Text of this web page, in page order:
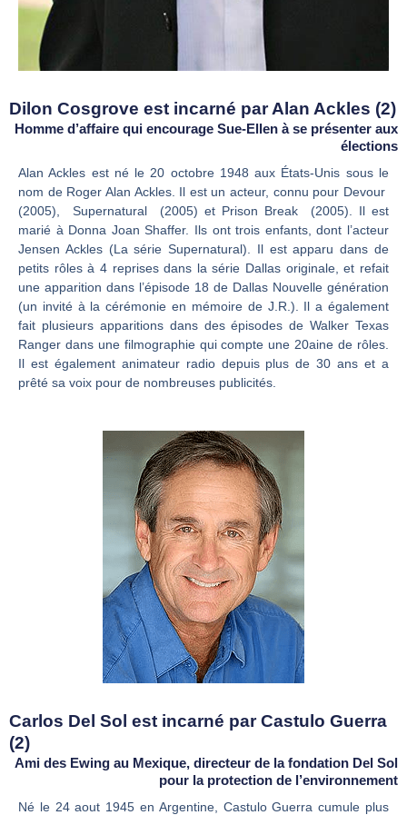
Dilon Cosgrove est incarné par Alan Ackles (2)
Homme d’affaire qui encourage Sue-Ellen à se présenter aux
élections
Alan Ackles est né le 20 octobre 1948 aux États-Unis sous le
nom de Roger Alan Ackles. Il est un acteur, connu pour Devour
(2005), Supernatural (2005) et Prison Break (2005). Il est
marié à Donna Joan Shaffer. Ils ont trois enfants, dont l’acteur
Jensen Ackles (La série Supernatural). Il est apparu dans de
petits rôles à 4 reprises dans la série Dallas originale, et refait
une apparition dans l’épisode 18 de Dallas Nouvelle génération
(un invité à la cérémonie en mémoire de J.R.). Il a également
fait plusieurs apparitions dans des épisodes de Walker Texas
Ranger dans une filmographie qui compte une 20aine de rôles.
Il est également animateur radio depuis plus de 30 ans et a
prêté sa voix pour de nombreuses publicités.
Carlos Del Sol est incarné par Castulo Guerra
(2)
Ami des Ewing au Mexique, directeur de la fondation Del Sol
pour la protection de l’environnement
Né le 24 aout 1945 en Argentine, Castulo Guerra cumule plus